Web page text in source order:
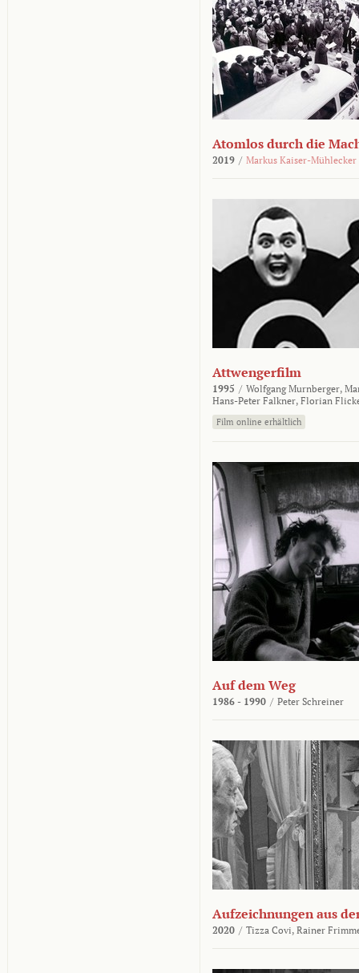
Atomlos durch die
2019 / Markus Kaiser-Mühlecker
Attwengerfilm
1995 / Wolfgang Murnberger,
Hans-Peter Falkner, Florian
Film online erhältlich
Auf dem Weg
1986 - 1990 / Peter Schreiner
Aufzeichnungen aus
2020 / Tizza Covi, Rainer